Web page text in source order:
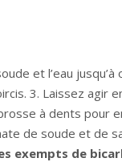
et l’eau
3. Laissez agir
à dents pour
de soude et de
exempts de